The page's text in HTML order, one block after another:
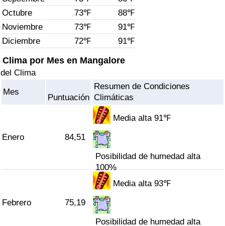
Octubre
73℉
88℉
Noviembre
73℉
91℉
Diciembre
72℉ 91℉
Clima por Mes en Mangalore
del Clima
Mes
Puntuación
Resumen de Condiciones
Climáticas
Enero 84,51
Media alta 91℉
Posibilidad de humedad alta
100%
Febrero 75,19
Media alta 93℉
Posibilidad de humedad alta
Índice de criminalidad por país
Sanidad
Índice de Sanidad (Actual)
Índice de Sanidad por País
Contaminación
Índice de Contaminación (Actual)
Índice de contaminación
Índice de Contaminación por País